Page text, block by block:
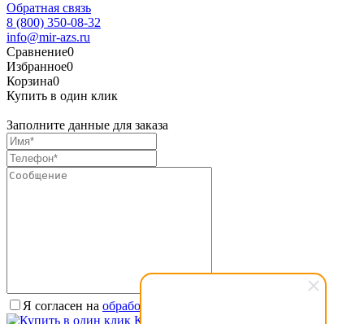
Обратная связь
8 (800) 350-08-32
info@mir-azs.ru
Сравнение0
Избранное0
Корзина0
Купить в один клик
Заполните данные для заказа
Я согласен на обработку персональных данных.
Купить в один клик